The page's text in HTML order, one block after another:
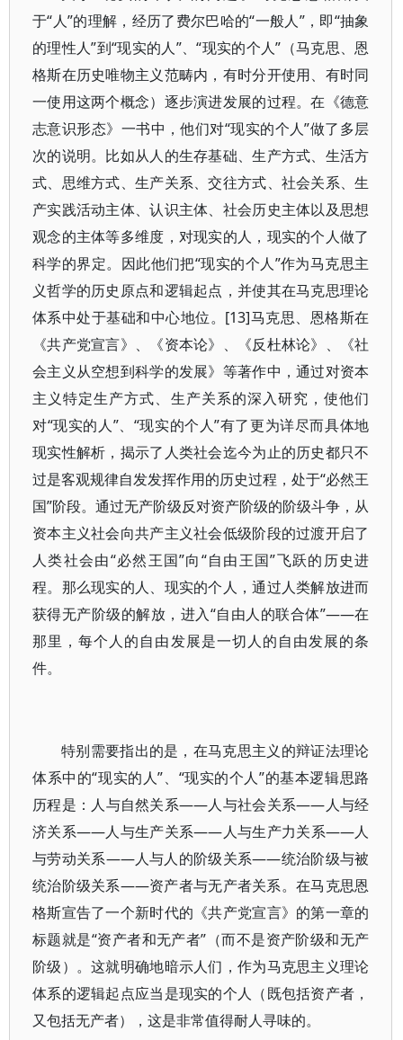
于“人”的理解，经历了费尔巴哈的“一般人”，即“抽象
的理性人”到“现实的人”、“现实的个人”（马克思、恩
格斯在历史唯物主义范畴内，有时分开使用、有时同
一使用这两个概念）逐步演进发展的过程。在《德意
志意识形态》一书中，他们对“现实的个人”做了多层
次的说明。比如从人的生存基础、生产方式、生活方
式、思维方式、生产关系、交往方式、社会关系、生
产实践活动主体、认识主体、社会历史主体以及思想
观念的主体等多维度，对现实的人，现实的个人做了
科学的界定。因此他们把“现实的个人”作为马克思主
义哲学的历史原点和逻辑起点，并使其在马克思理论
体系中处于基础和中心地位。[13]马克思、恩格斯在
《共产党宣言》、《资本论》、《反杜林论》、《社
会主义从空想到科学的发展》等著作中，通过对资本
主义特定生产方式、生产关系的深入研究，使他们
对“现实的人”、“现实的个人”有了更为详尽而具体地
现实性解析，揭示了人类社会迄今为止的历史都只不
过是客观规律自发发挥作用的历史过程，处于“必然王
国”阶段。通过无产阶级反对资产阶级的阶级斗争，从
资本主义社会向共产主义社会低级阶段的过渡开启了
人类社会由“必然王国”向“自由王国”飞跃的历史进
程。那么现实的人、现实的个人，通过人类解放进而
获得无产阶级的解放，进入“自由人的联合体”——在
那里，每个人的自由发展是一切人的自由发展的条
件。
特别需要指出的是，在马克思主义的辩证法理论
体系中的“现实的人”、“现实的个人”的基本逻辑思路
历程是：人与自然关系——人与社会关系——人与经
济关系——人与生产关系——人与生产力关系——人
与劳动关系——人与人的阶级关系——统治阶级与被
统治阶级关系——资产者与无产者关系。在马克思恩
格斯宣告了一个新时代的《共产党宣言》的第一章的
标题就是“资产者和无产者”（而不是资产阶级和无产
阶级）。这就明确地暗示人们，作为马克思主义理论
体系的逻辑起点应当是现实的个人（既包括资产者，
又包括无产者），这是非常值得耐人寻味的。